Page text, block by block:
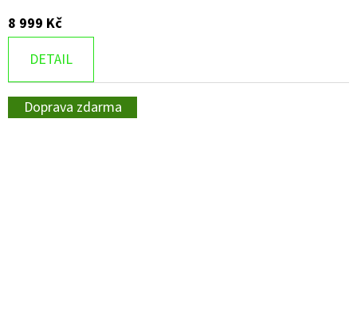
8 999 Kč
DETAIL
Doprava zdarma